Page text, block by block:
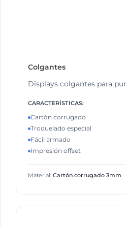
Colgantes
Displays colgantes para
CARACTERÍSTICAS:
Cartón corrugado
Troquelado especial
Fácil armado
Impresión offset
Material: Cartón corrugado 3mm